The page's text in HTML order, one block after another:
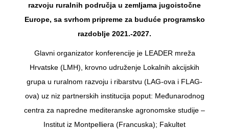
razvoju ruralnih područja u zemljama jugoistočne
Europe, sa svrhom pripreme za buduće programsko
razdoblje 2021.-2027.
Glavni organizator konferencije je LEADER mreža
Hrvatske (LMH), krovno udruženje Lokalnih akcijskih
grupa u ruralnom razvoju i ribarstvu (LAG-ova i FLAG-
ova) uz niz partnerskih institucija poput: Međunarodnog
centra za napredne mediteranske agronomske studije –
Institut iz Montpelliera (Francuska); Fakultet